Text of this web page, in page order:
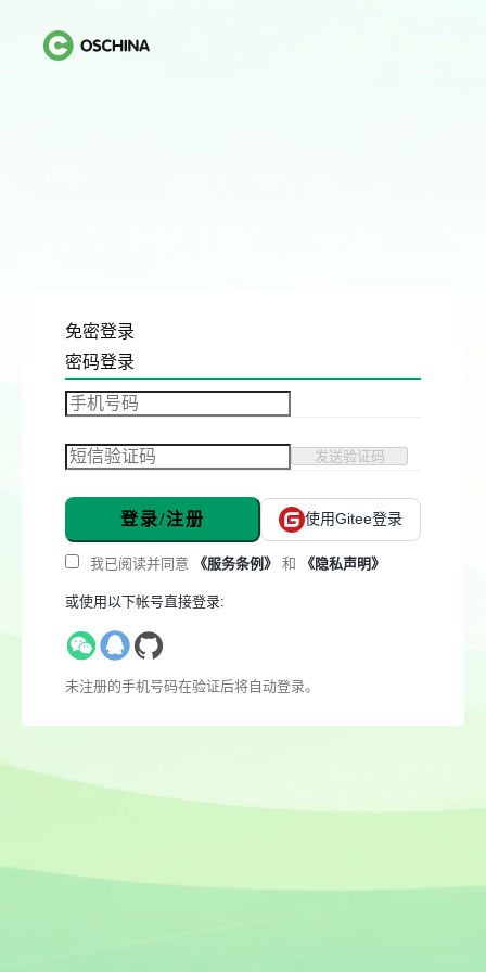
免密登录
密码登录
发送验证码
登录/注册 使用Gitee登录
我已阅读并同意 《服务条例》 和 《隐私声明》
或使用以下帐号直接登录:
未注册的手机号码在验证后将自动登录。